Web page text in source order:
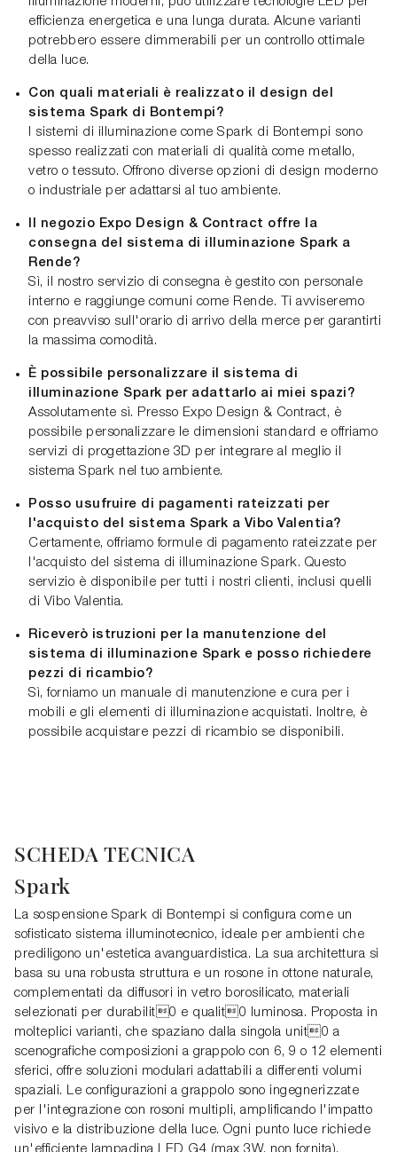
efficienza energetica e una lunga durata. Alcune varianti
potrebbero essere dimmerabili per un controllo ottimale
della luce.
Con quali materiali è realizzato il design del
sistema Spark di Bontempi?
I sistemi di illuminazione come Spark di Bontempi sono
spesso realizzati con materiali di qualità come metallo,
vetro o tessuto. Offrono diverse opzioni di design moderno
o industriale per adattarsi al tuo ambiente.
Il negozio Expo Design & Contract offre la
consegna del sistema di illuminazione Spark a
Rende?
Sì, il nostro servizio di consegna è gestito con personale
interno e raggiunge comuni come Rende. Ti avviseremo
con preavviso sull'orario di arrivo della merce per garantirti
la massima comodità.
È possibile personalizzare il sistema di
illuminazione Spark per adattarlo ai miei spazi?
Assolutamente sì. Presso Expo Design & Contract, è
possibile personalizzare le dimensioni standard e offriamo
servizi di progettazione 3D per integrare al meglio il
sistema Spark nel tuo ambiente.
Posso usufruire di pagamenti rateizzati per
l'acquisto del sistema Spark a Vibo Valentia?
Certamente, offriamo formule di pagamento rateizzate per
l'acquisto del sistema di illuminazione Spark. Questo
servizio è disponibile per tutti i nostri clienti, inclusi quelli
di Vibo Valentia.
Riceverò istruzioni per la manutenzione del
sistema di illuminazione Spark e posso richiedere
pezzi di ricambio?
Sì, forniamo un manuale di manutenzione e cura per i
mobili e gli elementi di illuminazione acquistati. Inoltre, è
possibile acquistare pezzi di ricambio se disponibili.
SCHEDA TECNICA
Spark
La sospensione Spark di Bontempi si configura come un
sofisticato sistema illuminotecnico, ideale per ambienti che
prediligono un'estetica avanguardistica. La sua architettura si
basa su una robusta struttura e un rosone in ottone naturale,
complementati da diffusori in vetro borosilicato, materiali
selezionati per durabilit0 e qualit0 luminosa. Proposta in
molteplici varianti, che spaziano dalla singola unit0 a
scenografiche composizioni a grappolo con 6, 9 o 12 elementi
sferici, offre soluzioni modulari adattabili a differenti volumi
spaziali. Le configurazioni a grappolo sono ingegnerizzate
per l'integrazione con rosoni multipli, amplificando l'impatto
visivo e la distribuzione della luce. Ogni punto luce richiede
un'efficiente lampadina LED G4 (max 3W, non fornita),